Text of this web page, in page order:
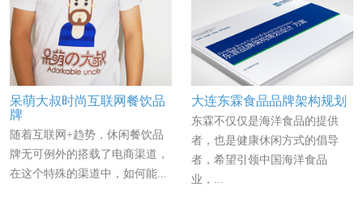
呆萌大叔时尚互联网餐饮品
牌
随着互联网+趋势，休闲餐饮品
牌无可例外的搭载了电商渠道，
在这个特殊的渠道中，如何能...
大连东霖食品品牌架构规划
东霖不仅仅是海洋食品的提供
者，也是健康休闲方式的倡导
者，希望引领中国海洋食品
业，...